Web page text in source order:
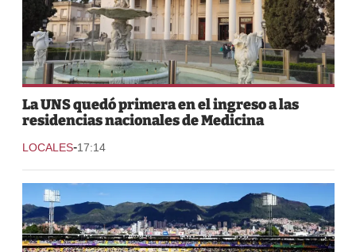
La UNS quedó primera en el ingreso a las
residencias nacionales de Medicina
LOCALES-17:14